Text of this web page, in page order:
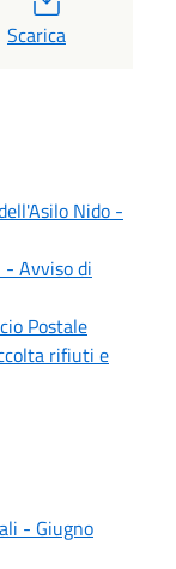
Scarica
Nido -
Avviso di
Postale
rifiuti e
- Giugno